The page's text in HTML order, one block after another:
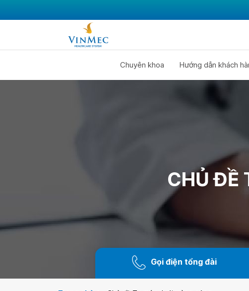
Chuyên khoa Hướng dẫn khách
CHỦ ĐỀ
Gọi điện tổng đài